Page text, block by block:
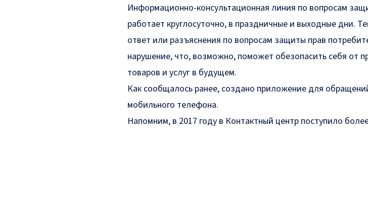
Информационно-консультационная линия по вопросам
работает круглосуточно, в праздничные и выходные дни.
ответ или разъяснения по вопросам защиты прав
нарушение, что, возможно, поможет обезопасить себя от
товаров и услуг в будущем.
Как сообщалось ранее, создано приложение для
мобильного телефона.
Напомним, в 2017 году в Контактный центр поступило